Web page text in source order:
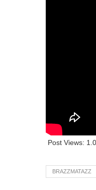
Post Views:
BRAZZMATAZZ